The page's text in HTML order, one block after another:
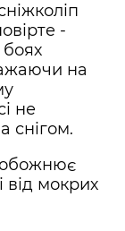
-
на
не
снігом.
обожнює
від мокрих